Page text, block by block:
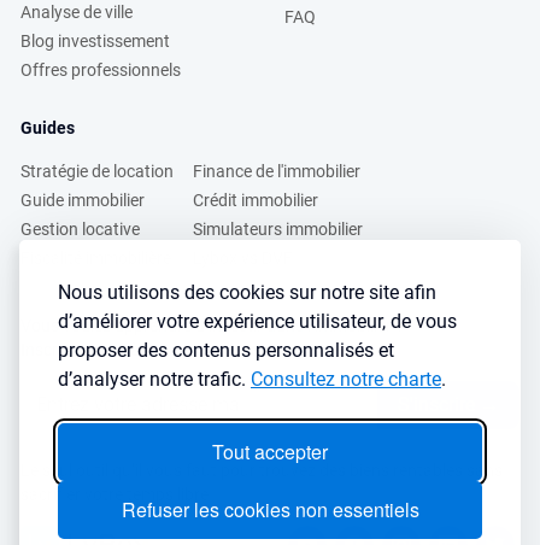
Nous utilisons des cookies sur notre site afin
d’améliorer votre expérience utilisateur, de vous
proposer des contenus personnalisés et
d’analyser notre trafic. Consultez notre charte.
Tout accepter
Refuser les cookies non essentiels
Analyse de ville
Blog investissement
Offres professionnels
FAQ
Guides
Stratégie de location
Guide immobilier
Gestion locative
Finance de l'immobilier
Crédit immobilier
Simulateurs immobilier
Vous voulez apprendre à investir dans l’immobilier ?
Inscrivez vous à notre newsletter gratuite :